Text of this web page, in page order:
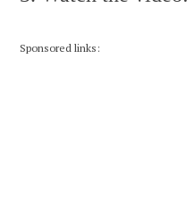
Sponsored links: